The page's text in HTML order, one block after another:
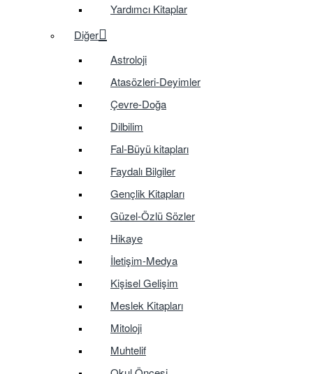
Yardımcı Kitaplar
Diğer
Astroloji
Atasözleri-Deyimler
Çevre-Doğa
Dilbilim
Fal-Büyü kitapları
Faydalı Bilgiler
Gençlik Kitapları
Güzel-Özlü Sözler
Hikaye
İletişim-Medya
Kişisel Gelişim
Meslek Kitapları
Mitoloji
Muhtelif